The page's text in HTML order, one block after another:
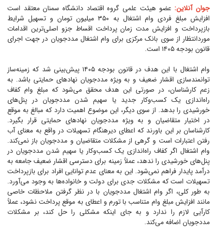
جوان آنلاین: عضو هیئت علمی گروه اقتصاد دانشگاه سمنان معتقد است
افزایش مبلغ فردی وام اشتغال به ۳۵۰ میلیون تومان و تسهیل شرایط
بازپرداخت و افزایش مدت زمان پرداخت اقساط جزو اصلی‌ترین اقدامات
موردانتظار از سوی بانک مرکزی برای وام اشتغال مددجویان در جهت اجرای
قانون بودجه ۱۴۰۵ است.
وام اشتغال با این هدف در قانون بودجه ۱۴۰۵ پیش‌بینی شد که زمینه‌ساز
توانمندسازی اقشار ضعیف و به ویژه مددجویان نهاد‌های حمایتی باشد. به
زعم کارشناسان، در صورتی این هدف محقق می‌شود که مبلغ وام کفاف
راه‌اندازی یک کسب‌وکار جدید یا سهیم شدن مددجویان در پنل‌های
خورشیدی را بدهد. از سوی دیگر، این موضوع اهمیت دارد که مبالغ به موقع
در اختیار متقاضیان و به ویژه مددجویان نهاد‌های حمایتی قرار بگیرد.
کارشناسان بر این باورند که اعطای دیرهنگام تسهیلات در واقع به معنای آب
رفتن اعتبارات است و گرهی از مشکلات متقاضیان و مددجویان باز نمی‌کند.
وام اشتغال اگر کفاف راه‌اندازی یک کسب‌وکار یا سهیم شدن مددجویان در
پنل‌های خورشیدی را ندهد، عملاً زمینه برای دسترسی اقشار ضعیف جامعه به
درآمد پایدار فراهم نمی‌شود. این به معنای عدم توانایی افراد برای بازپرداخت
تسهیلات است که مشکلات جدی برای دولت و خانواده‌ها به وجود می‌آورد.
به طور کلی، اگر وام اشتغال مددجویان با در نظر گرفتن ملاحظات خاصی
مانند افزایش مبلغ وام متناسب با تورم و اعطای به موقع پرداخت نشود، عملاً
کارآیی لازم را ندارد و به جای اینکه مشکلی را حل کند، بر مشکلات
مددجویان اضافه می‌کند.